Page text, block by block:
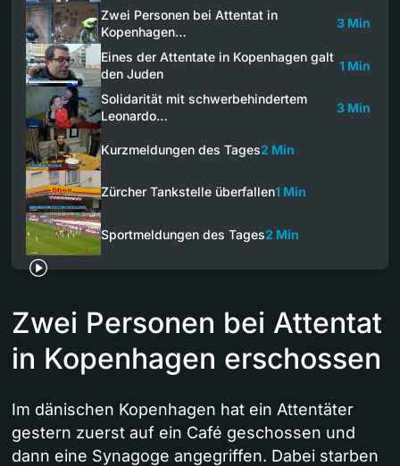
Zwei Personen bei Attentat in
Kopenhagen…
3 Min
Eines der Attentate in Kopenhagen galt
den Juden
1 Min
Solidarität mit schwerbehindertem
Leonardo…
3 Min
Kurzmeldungen des Tages2 Min
Zürcher Tankstelle überfallen1 Min
Sportmeldungen des Tages2 Min
Zwei Personen bei Attentat
in Kopenhagen erschossen
Im dänischen Kopenhagen hat ein Attentäter
gestern zuerst auf ein Café geschossen und
dann eine Synagoge angegriffen. Dabei starben